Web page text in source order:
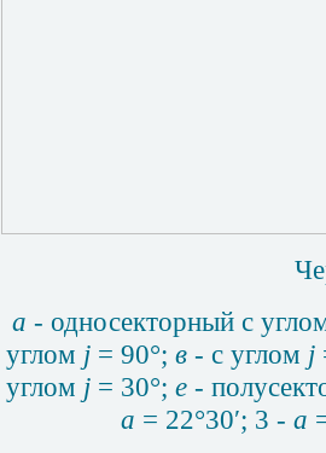
а - односекторный с
углом j= 90°; в- с углом j
углом j = 30°; е -
a = 22°30′; 3 - a